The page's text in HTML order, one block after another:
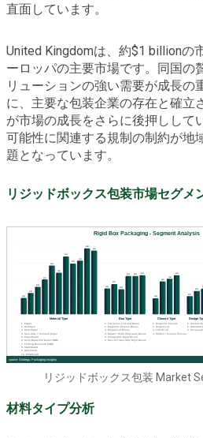
直面しています。
United Kingdomは、約$1 billionの
ーロッパの主要市場です。同国の
リューションの強い需要が成長の
に、主要な包装企業の存在と確立
が市場の成長をさらに後押しして
可能性に関連する規制の制約が地
題となっています。
リジッドボックス包装市場セグメ
リジッドボックス包装 Market
材料タイプ分析